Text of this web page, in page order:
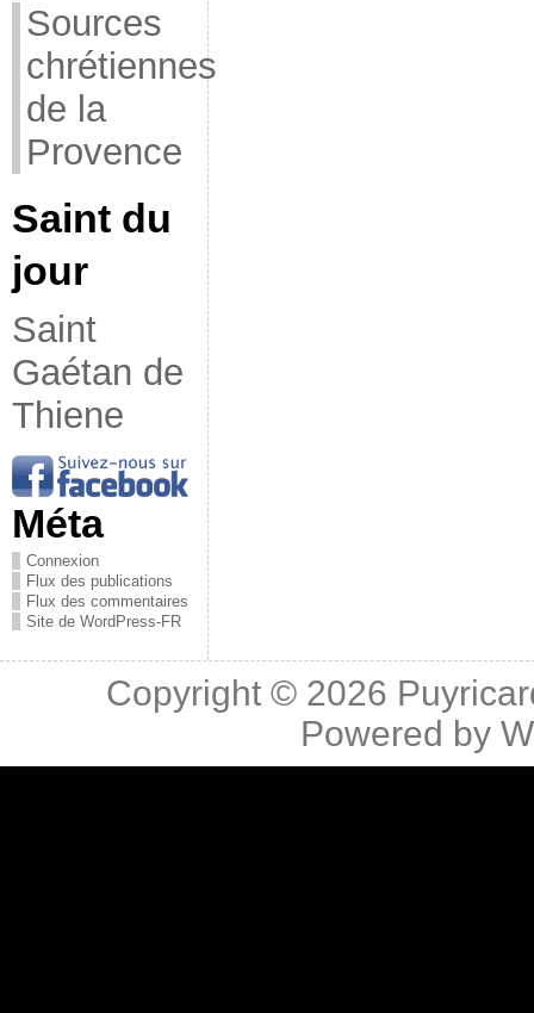
Sources
chrétiennes
de la
Provence
Saint du
jour
Saint
Gaétan de
Thiene
Méta
Connexion
Flux des publications
Flux des commentaires
Site de WordPress-FR
Copyright © 2026
Powered by